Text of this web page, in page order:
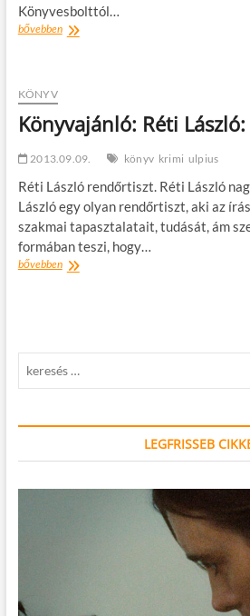
Könyvesbolttól…
bővebbenSzenzációs
KÖNYV
Könyvajánló: Réti
2013.09.09. könyv krimi ulpius
Réti László rendőrtiszt. Réti László
László egy olyan rendőrtiszt, aki az
szakmai tapasztalatait, tudását, ám
formában teszi, hogy…
bővebbenKönyvajánló:
LEGFRISSEB